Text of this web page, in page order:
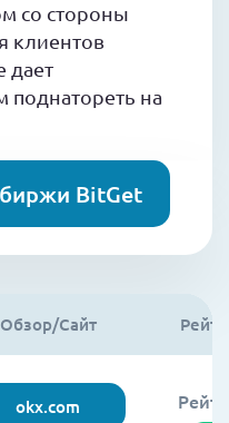
со стороны
клиентов
дает
поднатореть на
BitGet
Обзор/Сайт
okx.com